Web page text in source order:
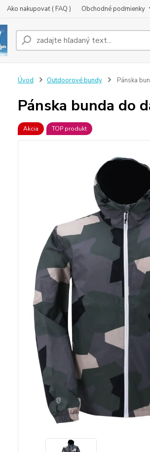
Ako nakupovať ( FAQ ) Obchodné podmienky
Úvod Outdoorové bundy Pánska
Pánska bunda do
Akcia TOP produkt